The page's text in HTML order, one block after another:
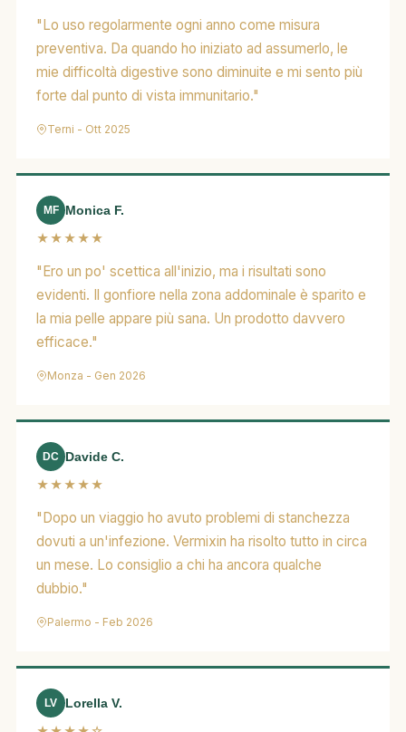
"Lo uso regolarmente ogni anno come misura
preventiva. Da quando ho iniziato ad assumerlo, le
mie difficoltà digestive sono diminuite e mi sento più
forte dal punto di vista immunitario."
Terni - Ott 2025
MF
Monica F.
★★★★★
"Ero un po' scettica all'inizio, ma i risultati sono
evidenti. Il gonfiore nella zona addominale è sparito e
la mia pelle appare più sana. Un prodotto davvero
efficace."
Monza - Gen 2026
DC Davide C.
★★★★★
"Dopo un viaggio ho avuto problemi di stanchezza
dovuti a un'infezione. Vermixin ha risolto tutto in circa
un mese. Lo consiglio a chi ha ancora qualche
dubbio."
Palermo - Feb 2026
LV
Lorella V.